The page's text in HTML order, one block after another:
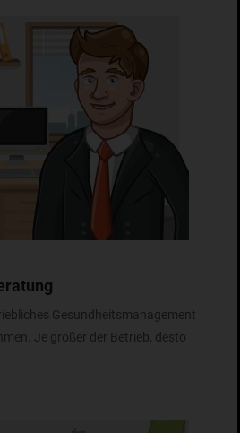
Gesundheitsmanagement
Je größer der Betrieb, desto